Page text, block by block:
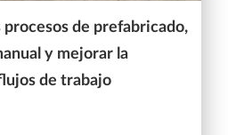
de prefabricado,
y mejorar la
de trabajo